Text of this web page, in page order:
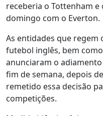
receberia o Tottenham
domingo com o Everton.
As entidades que regem
futebol inglês, bem
anunciaram o
fim de semana, depois
remetido essa decisão
competições.